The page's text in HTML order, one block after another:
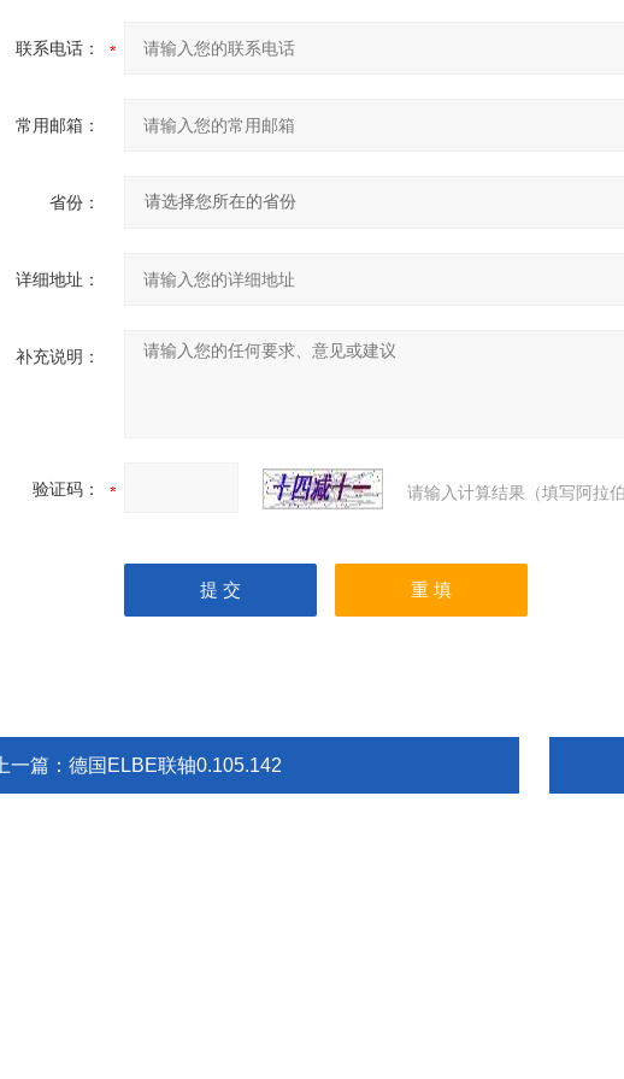
联系电话：
常用邮箱：
省份：
详细地址：
补充说明：
验证码： 请输入计算结果（填写阿拉
上一篇： 德国ELBE联轴0.105.142